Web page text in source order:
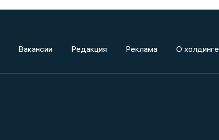
Вакансии Редакция Реклама О холдинге